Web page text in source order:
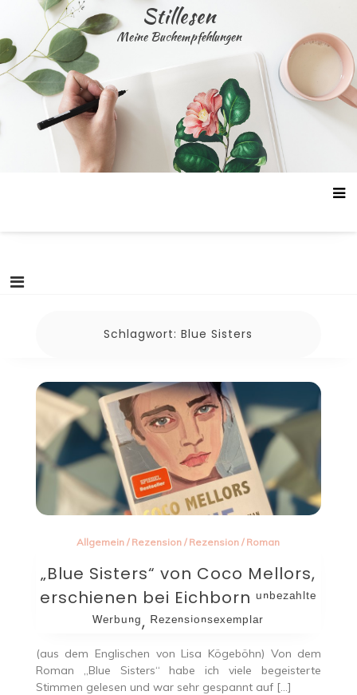
content
Stillesen
Meine Buchempfehlungen
Schlagwort:Blue Sisters
Allgemein / Rezension / Rezension / Roman
„Blue Sisters“ von Coco Mellors,
erschienen bei Eichborn ᵘⁿᵇᵉᶻᵃʰˡᵗᵉ
ᵂᵉʳᵇᵘⁿᵍ, ᴿᵉᶻᵉⁿˢⁱᵒⁿˢᵉˣᵉᵐᵖˡᵃʳ
(aus dem Englischen von Lisa Kögeböhn) Von dem
Roman „Blue Sisters“ habe ich viele begeisterte
Stimmen gelesen und war sehr gespannt auf […]